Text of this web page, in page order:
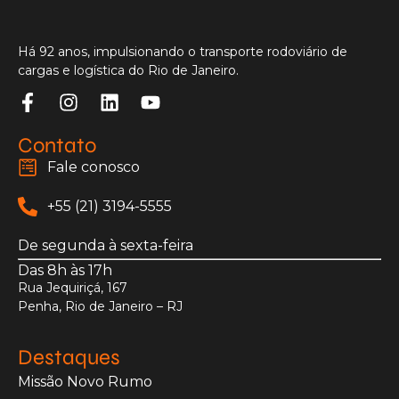
Há 92 anos, impulsionando o transporte rodoviário de
cargas e logística do Rio de Janeiro.
Contato
Fale conosco
+55 (21) 3194-5555
De segunda à sexta-feira
Das 8h às 17h
Rua Jequiriçá, 167
Penha, Rio de Janeiro – RJ
Destaques
Missão Novo Rumo